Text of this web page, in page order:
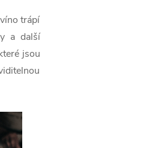
trápí
a další
jsou